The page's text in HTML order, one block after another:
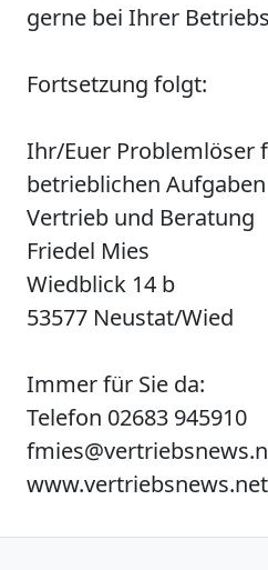
gerne bei Ihrer
Fortsetzung folgt:
Ihr/Euer Problemlöser
betrieblichen Aufgaben
Vertrieb und Beratung
Friedel Mies
Wiedblick 14 b
53577 Neustat/Wied
Immer für Sie da:
Telefon 02683 945910
www.vertriebsnews.net